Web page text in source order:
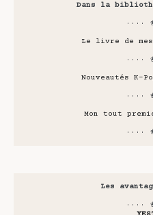
Dans la
····
Le livre de
····
Nouveautés K-
····
Mon tout
····
Les
····